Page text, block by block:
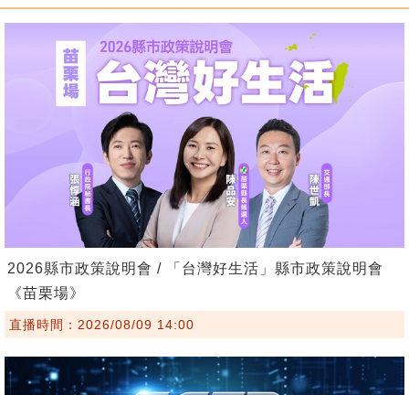
2026縣市政策說明會 / 「台灣好生活」縣市政策說明會
《苗栗場》
直播時間：2026/08/09 14:00